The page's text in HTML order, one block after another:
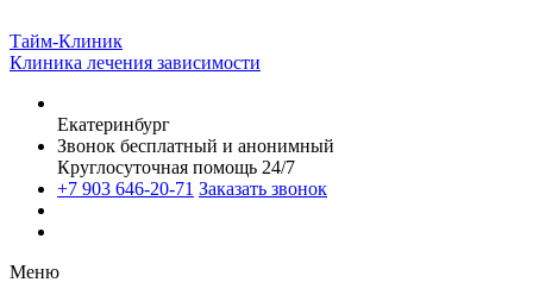
Тайм-Клиник
Клиника лечения зависимости
Екатеринбург
Звонок бесплатный и анонимный
Круглосуточная помощь 24/7
+7 903 646-20-71 Заказать звонок
Меню